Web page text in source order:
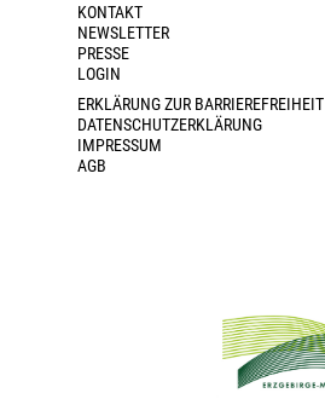
KONTAKT
NEWSLETTER
PRESSE
LOGIN
ERKLÄRUNG ZUR BARRIEREFREIHEIT
DATENSCHUTZERKLÄRUNG
IMPRESSUM
AGB